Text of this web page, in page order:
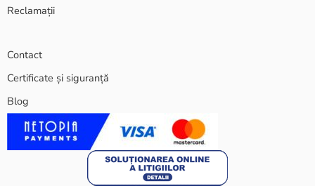
Reclamații
Contact
Certificate și siguranță
Blog